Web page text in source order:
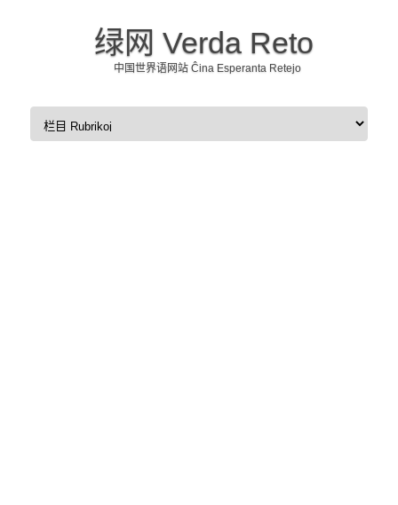
绿网 Verda Reto
中国世界语网站 Ĉina Esperanta Retejo
Skip to content